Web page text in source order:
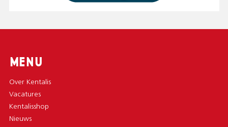
MENU
Over Kentalis
Vacatures
Kentalisshop
Nieuws